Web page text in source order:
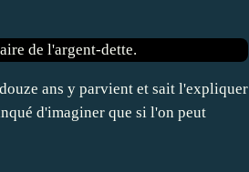
ans y parvient et sait l'expliquer
d'imaginer que si l'on peut